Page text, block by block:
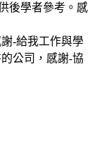
後學者參考。感
-給我工作與學
公司，感謝-協